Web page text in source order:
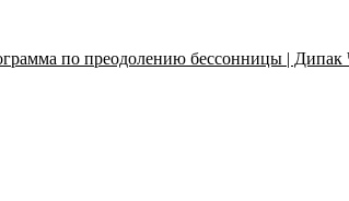
по преодолению бессонницы | Дипак